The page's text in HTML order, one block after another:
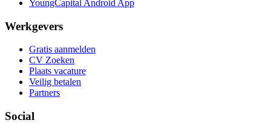
YoungCapital Android App
Werkgevers
Gratis aanmelden
CV Zoeken
Plaats vacature
Veilig betalen
Partners
Social